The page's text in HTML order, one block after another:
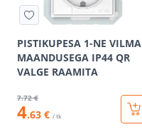
PISTIKUPESA 1-NE VILMA
MAANDUSEGA IP44 QR
VALGE RAAMITA
7.72 €
4.63 € / tk